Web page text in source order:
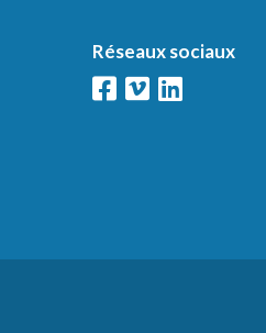
Réseaux sociaux